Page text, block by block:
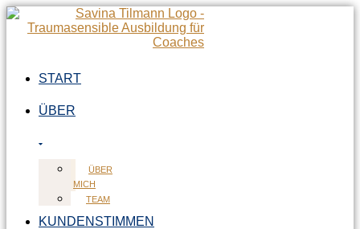
Zum
Inhalt
START
ÜBER
ÜBER
MICH
TEAM
KUNDENSTIMMEN